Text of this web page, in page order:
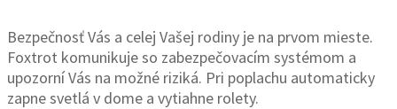
Bezpečnosť Vás a celej Vašej rodiny je na prvom mieste.
Foxtrot komunikuje so zabezpečovacím systémom a
upozorní Vás na možné riziká. Pri poplachu automaticky
zapne svetlá v dome a vytiahne rolety.